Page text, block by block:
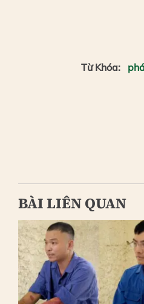
Từ Khóa:
BÀI LIÊN QUAN